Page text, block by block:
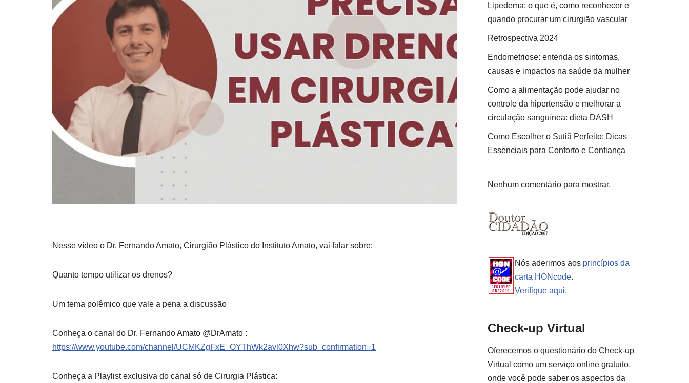
Nesse vídeo o Dr. Fernando Amato, Cirurgião Plástico do Instituto Amato, vai falar sobre:
Quanto tempo utilizar os drenos?
Um tema polêmico que vale a pena a discussão
Conheça o canal do Dr. Fernando Amato @DrAmato :
https://www.youtube.com/channel/UCMKZgFxE_OYThWk2avl0Xhw?sub_confirmation=1
Conheça a Playlist exclusiva do canal só de Cirurgia Plástica:
Lipedema: o que é, como reconhecer e
quando procurar um cirurgião vascular
Retrospectiva 2024
Endometriose: entenda os sintomas,
causas e impactos na saúde da mulher
Como a alimentação pode ajudar no
controle da hipertensão e melhorar a
circulação sanguínea: dieta DASH
Como Escolher o Sutiã Perfeito: Dicas
Essenciais para Conforto e Confiança
Nenhum comentário para mostrar.
Nós aderimos aos princípios da
carta HONcode.
Verifique aqui.
Check-up Virtual
Oferecemos o questionário do Check-up
Virtual como um serviço online gratuito,
onde você pode saber os aspectos da